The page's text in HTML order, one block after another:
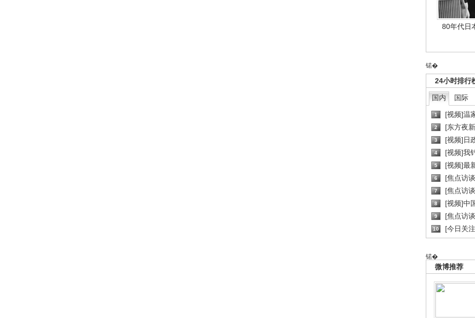
80年代日
锘�
24小时排行
国内 国际
1 [视频]温
2 [东方夜
3 [视频]日
4 [视频]我
5 [视频]最
6 [焦点访
7 [焦点访
8 [视频]中
9 [焦点访
10 [今日关
锘�
微博推荐